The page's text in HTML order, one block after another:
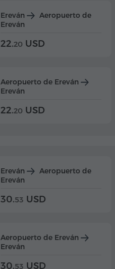
Ereván
Aeropuerto de
Ereván
22.20 USD
Aeropuerto de Ereván
Ereván
22.20 USD
Ereván
Aeropuerto de
Ereván
30.53 USD
Aeropuerto de Ereván
Ereván
30.53 USD